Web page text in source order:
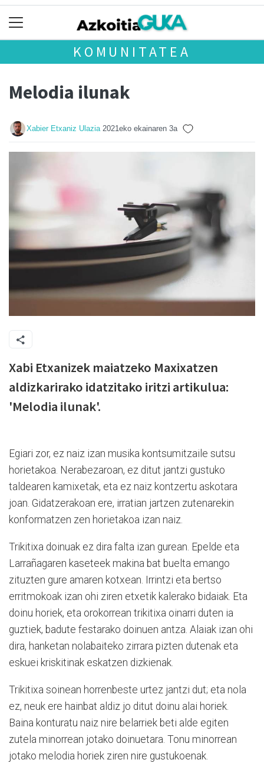
KOMUNITATEA
Melodia ilunak
Xabier Etxaniz Ulazia 2021eko ekainaren 3a
Xabi Etxanizek maiatzeko Maxixatzen
aldizkarirako idatzitako iritzi artikulua:
'Melodia ilunak'.
Egiari zor, ez naiz izan musika kontsumitzaile sutsu
horietakoa. Nerabezaroan, ez ditut jantzi gustuko
taldearen kamixetak, eta ez naiz kontzertu askotara
joan. Gidatzerakoan ere, irratian jartzen zutenarekin
konformatzen zen horietakoa izan naiz.
Trikitixa doinuak ez dira falta izan gurean. Epelde eta
Larrañagaren kaseteek makina bat buelta emango
zituzten gure amaren kotxean. Irrintzi eta bertso
erritmokoak izan ohi ziren etxetik kalerako bidaiak. Eta
doinu horiek, eta orokorrean trikitixa oinarri duten ia
guztiek, badute festarako doinuen antza. Alaiak izan ohi
dira, hanketan nolabaiteko zirrara pizten dutenak eta
eskuei kriskitinak eskatzen dizkienak.
Trikitixa soinean horrenbeste urtez jantzi dut; eta nola
ez, neuk ere hainbat aldiz jo ditut doinu alai horiek.
Baina konturatu naiz nire belarriek beti alde egiten
zutela minorrean jotako doinuetara. Tonu minorrean
jotako melodia horiek ziren nire gustukoenak.